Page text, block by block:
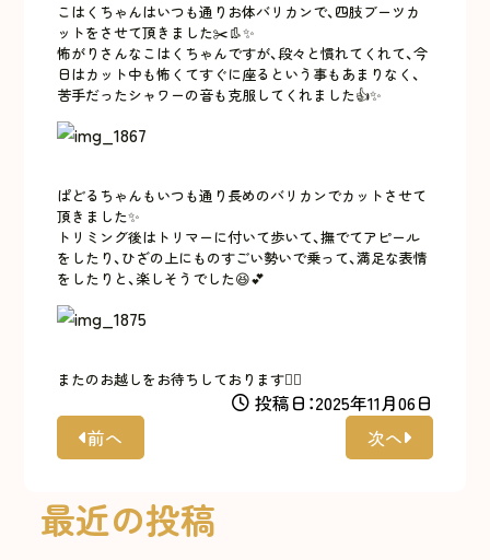
こはくちゃんはいつも通りお体バリカンで、四肢ブーツカ
ットをさせて頂きました✂️👢✨
怖がりさんなこはくちゃんですが、段々と慣れてくれて、今
日はカット中も怖くてすぐに座るという事もあまりなく、
苦手だったシャワーの音も克服してくれました👍✨
ぱどるちゃんもいつも通り長めのバリカンでカットさせて
頂きました✨
トリミング後はトリマーに付いて歩いて、撫でてアピール
をしたり、ひざの上にものすごい勢いで乗って、満足な表情
をしたりと、楽しそうでした😆💕
またのお越しをお待ちしております🙇‍♀️
投稿日：2025年11月06日
前へ
次へ
最近の投稿